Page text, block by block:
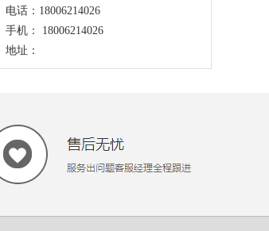
电话：18006214026
手机： 18006214026
地址：